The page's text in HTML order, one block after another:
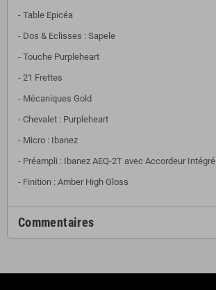
- Table Epicéa
- Dos & Eclisses : Sapele
- Touche Purpleheart
- 21 Frettes
- Mécaniques Gold
- Chevalet : Purpleheart
- Micro : Ibanez
- Préampli : Ibanez AEQ-2T avec Accordeur Intégré
- Finition : Amber High Gloss
Commentaires